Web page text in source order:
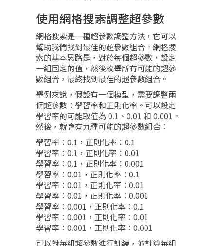
使用網格搜索調整超參數
網格搜索是一種超參數調整方法，它可以
幫助我們找到最佳的超參數組合。網格搜
索的基本思路是，對於每個超參數，設定
一組固定的值，然後枚舉所有可能的超參
數組合，最終找到最佳的超參數組合。
舉例來說，假設有一個模型，需要調整兩
個超參數：學習率和正則化率。可以設定
學習率的可能取值為 0.1、0.01 和 0.001。
然後，就會有九種可能的超參數組合：
學習率：0.1，正則化率：0.1
學習率：0.1，正則化率：0.01
學習率：0.1，正則化率：0.001
學習率：0.01，正則化率：0.1
學習率：0.01，正則化率：0.01
學習率：0.01，正則化率：0.001
學習率：0.001，正則化率：0.1
學習率：0.001，正則化率：0.01
學習率：0.001，正則化率：0.001
可以對每組超參數進行訓練，並計算每組